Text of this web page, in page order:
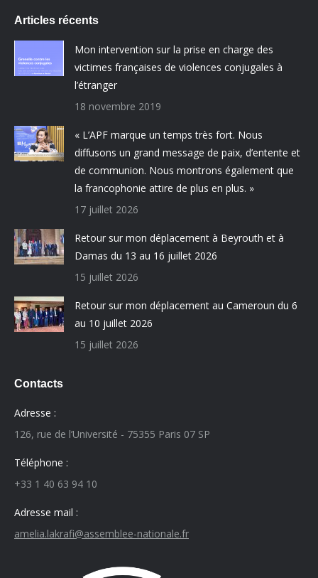
Articles récents
Mon intervention sur la prise en charge des
victimes françaises de violences conjugales à
l’étranger
18 novembre 2019
« L’APF marque un temps très fort. Nous
diffusons un grand message de paix, d’entente et
de communion. Nous montrons également que
la francophonie attire de plus en plus. »
17 juillet 2026
Retour sur mon déplacement à Beyrouth et à
Damas du 13 au 16 juillet 2026
15 juillet 2026
Retour sur mon déplacement au Cameroun du 6
au 10 juillet 2026
15 juillet 2026
Contacts
Adresse :
126, rue de l’Université - 75355 Paris 07 SP
Téléphone :
+33 1 40 63 94 10
Adresse mail :
amelia.lakrafi@assemblee-nationale.fr